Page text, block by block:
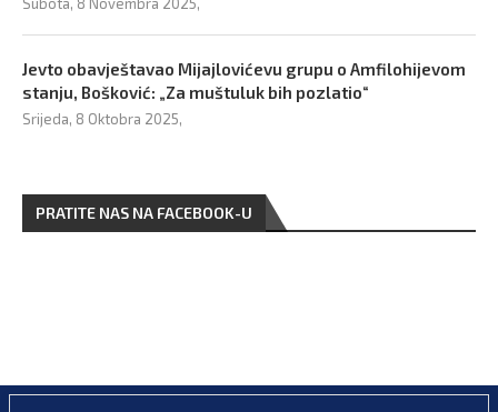
Jevto obavještavao Mijajlovićevu grupu o Amfilohijevom
stanju, Bošković: „Za muštuluk bih pozlatio“
Srijeda, 8 Oktobra 2025,
PRATITE NAS NA FACEBOOK-U